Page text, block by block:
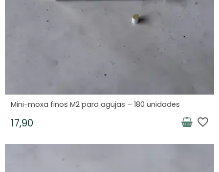
Mini-moxa finos M2 para agujas – 180 unidades
17,90 favorite_border